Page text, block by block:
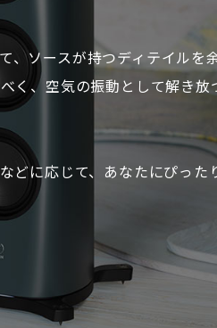
ソースが持つディテイルを
く、空気の振動として解き放
どに応じて、あなたにぴった